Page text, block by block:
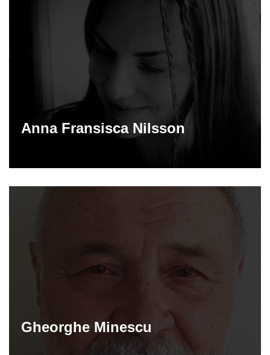
Anna Fransisca Nilsson
Gheorghe Minescu